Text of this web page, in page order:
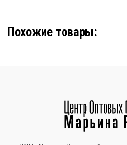
Похожие товары: